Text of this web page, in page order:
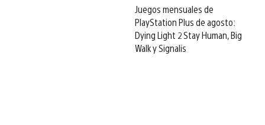
Juegos mensuales de
PlayStation Plus de agosto:
Dying Light 2 Stay Human, Big
Walk y Signalis